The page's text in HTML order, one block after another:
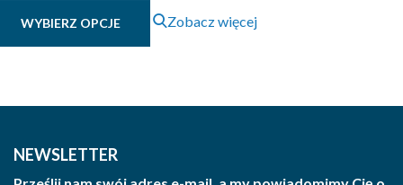
44.27 zł
WYBIERZ OPCJE
Ten
produkt
Zobacz więcej
NEWSLETTER